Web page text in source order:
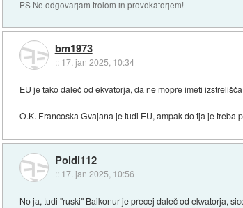
PS Ne odgovarjam trolom in provokatorjem!
bm1973
:: 17. jan 2025, 10:34
EU je tako daleč od ekvatorja, da ne mopre imeti
O.K. Francoska Gvajana je tudi EU, ampak do tja je treba
Poldi112
:: 17. jan 2025, 10:56
No ja, tudi "ruski" Baikonur je precej daleč od ekvatorja,